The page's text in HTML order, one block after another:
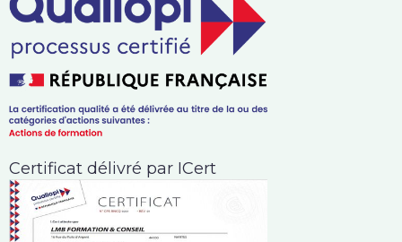
Certificat délivré par ICert